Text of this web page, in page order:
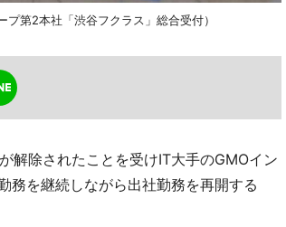
第2本社「渋谷フクラス」総合受付）
解除されたことを受けIT大手のGMOイン
務を継続しながら出社勤務を再開する